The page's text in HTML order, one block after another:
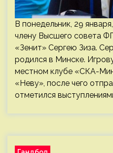
В понедельник, 29
члену Высшего совета
«Зенит» Сергею Зиза.
родился в Минске.
местном клубе «СКА-
«Неву», после чего
отметился